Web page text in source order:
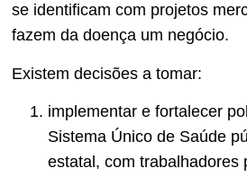
se identificam com projetos
fazem da doença um negócio.
Existem decisões a tomar:
implementar e fortalecer
Sistema Único de Saúde
estatal, com trabalhadores